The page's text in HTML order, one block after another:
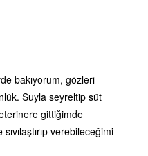
bakıyorum, gözleri
Suyla seyreltip süt
gittiğimde
verebileceğimi